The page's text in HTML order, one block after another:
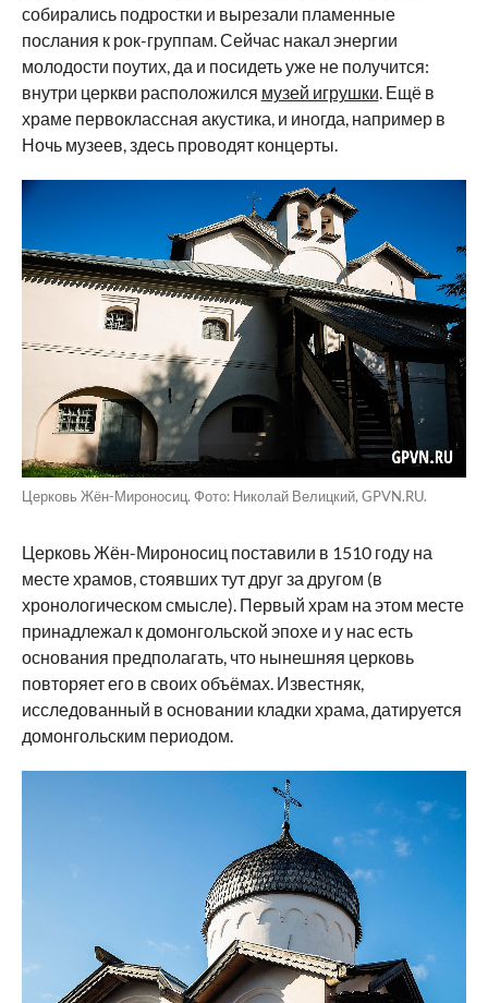
собирались подростки и вырезали пламенные
послания к рок-группам. Сейчас накал энергии
молодости поутих, да и посидеть уже не получится:
внутри церкви расположился музей игрушки. Ещё в
храме первоклассная акустика, и иногда, например в
Ночь музеев, здесь проводят концерты.
Церковь Жён-Мироносиц. Фото: Николай Велицкий, GPVN.RU.
Церковь Жён-Мироносиц поставили в 1510 году на
месте храмов, стоявших тут друг за другом (в
хронологическом смысле). Первый храм на этом месте
принадлежал к домонгольской эпохе и у нас есть
основания предполагать, что нынешняя церковь
повторяет его в своих объёмах. Известняк,
исследованный в основании кладки храма, датируется
домонгольским периодом.